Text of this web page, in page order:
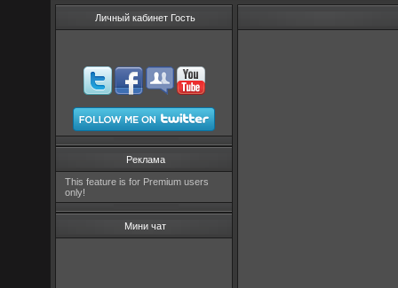
Личный кабинет Гость
Реклама
This feature is for Premium users
only!
Мини чат